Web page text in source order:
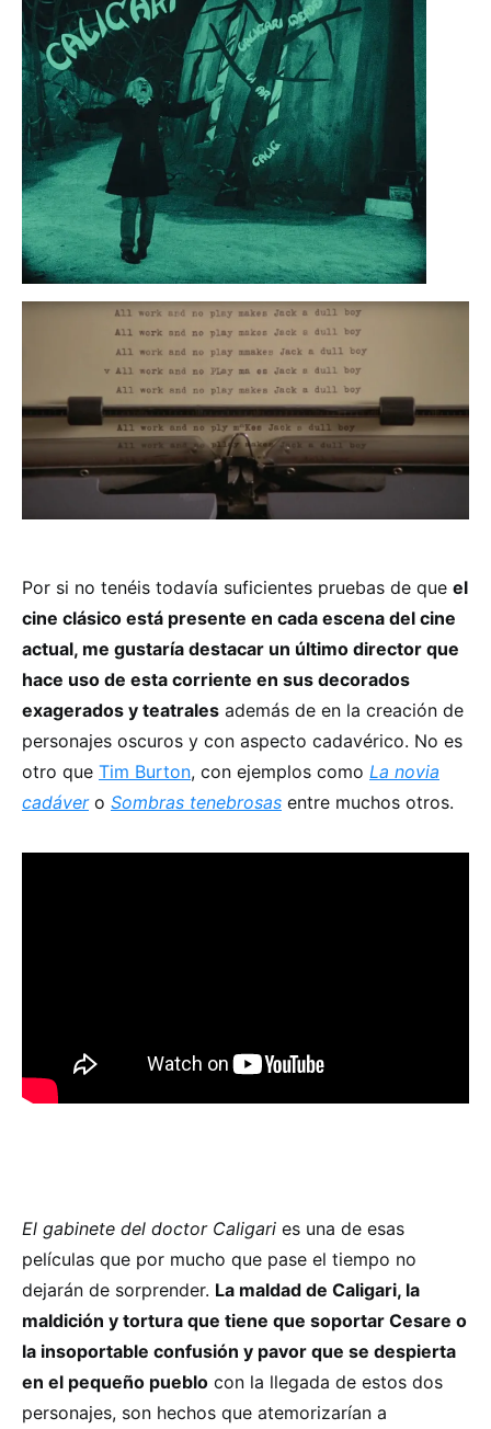
Por si no tenéis todavía suficientes pruebas de que el
cine clásico está presente en cada escena del cine
actual, me gustaría destacar un último director que
hace uso de esta corriente en sus decorados
exagerados y teatrales además de en la creación de
personajes oscuros y con aspecto cadavérico. No es
otro que Tim Burton, con ejemplos como La novia
cadávero Sombras tenebrosas entre muchos otros.
El gabinete del doctor Caligari es una de esas
películas que por mucho que pase el tiempo no
dejarán de sorprender. La maldad de Caligari, la
maldición y tortura que tiene que soportar Cesare o
la insoportable confusión y pavor que se despierta
en el pequeño pueblo con la llegada de estos dos
personajes, son hechos que atemorizarían a